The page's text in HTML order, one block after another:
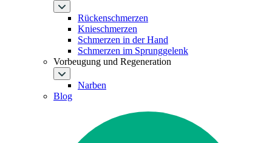
Rückenschmerzen
Knieschmerzen
Schmerzen in der Hand
Schmerzen im Sprunggelenk
Vorbeugung und Regeneration
Narben
Blog